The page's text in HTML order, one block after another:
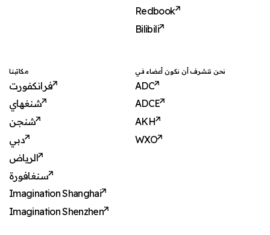
Redbook
Bilibili
مكاتبنا
فرانكفورت
شنغهاي
شنجن
دبي
الرياض
سنغافورة
Imagination Shanghai
Imagination Shenzhen
نحن نتشرف أن نكون أعضاء في
ADC
ADCE
AKH
WXO